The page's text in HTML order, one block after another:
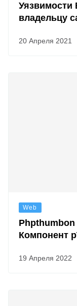
Уязвимости
владельцу
20 Апреля 2021
Web
Компонент
19 Апреля 2022